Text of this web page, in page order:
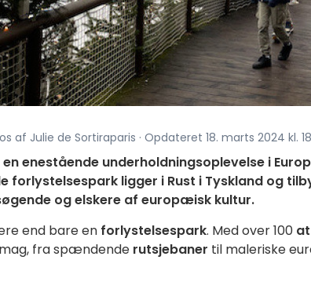
af Julie de Sortiraparis · Opdateret 18. marts 2024 kl.
enestående underholdningsoplevelse i
forlystelsespark ligger i Rust i Tyskland og
og elskere af europæisk kultur.
end bare en forlystelsespark. Med over 100
fra spændende rutsjebaner til maleriske